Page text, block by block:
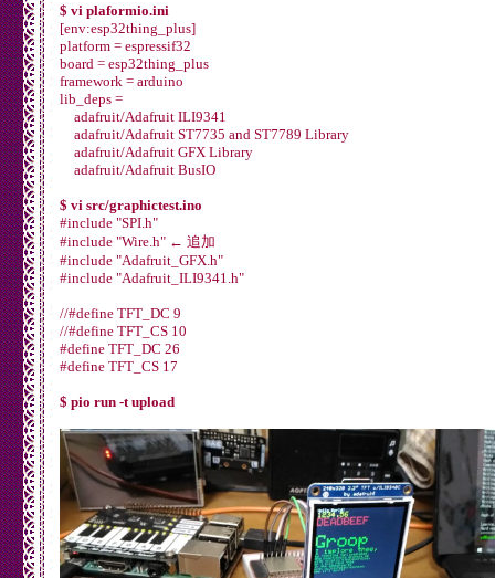
$ vi plaformio.ini
[env:esp32thing_plus]
platform = espressif32
board = esp32thing_plus
framework = arduino
lib_deps =
adafruit/Adafruit ILI9341
adafruit/Adafruit ST7735 and ST7789 Library
adafruit/Adafruit GFX Library
adafruit/Adafruit BusIO
$ vi src/graphictest.ino
#include "SPI.h"
#include "Wire.h" ← 追加
#include "Adafruit_GFX.h"
#include "Adafruit_ILI9341.h"
//#define TFT_DC 9
//#define TFT_CS 10
#define TFT_DC 26
#define TFT_CS 17
$ pio run -t upload